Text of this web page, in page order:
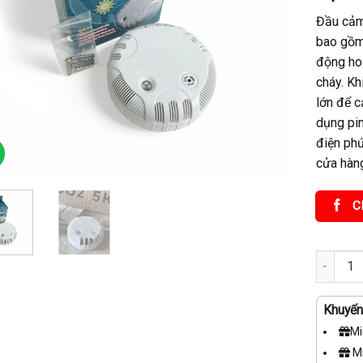
Đầu
bao
động
cháy.
lớn để
dụng
điện
cửa
Đầu